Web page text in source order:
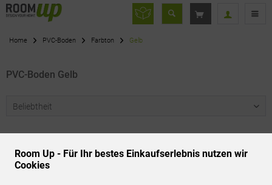
Home PVC-Boden Farbton Gelb
PVC-Boden Gelb
Room Up - Für Ihr bestes Einkaufserlebnis nutzen wir
Cookies